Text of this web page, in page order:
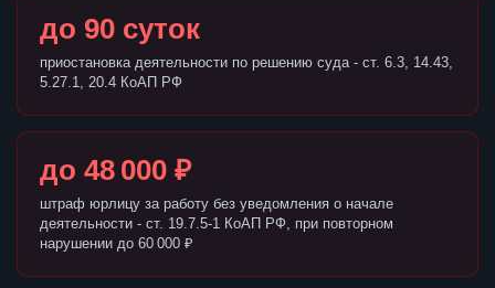
до 90 суток
приостановка деятельности по решению суда - ст. 6.3, 14.43,
5.27.1, 20.4 КоАП РФ
до 48 000 ₽
штраф юрлицу за работу без уведомления о начале
деятельности - ст. 19.7.5-1 КоАП РФ, при повторном
нарушении до 60 000 ₽